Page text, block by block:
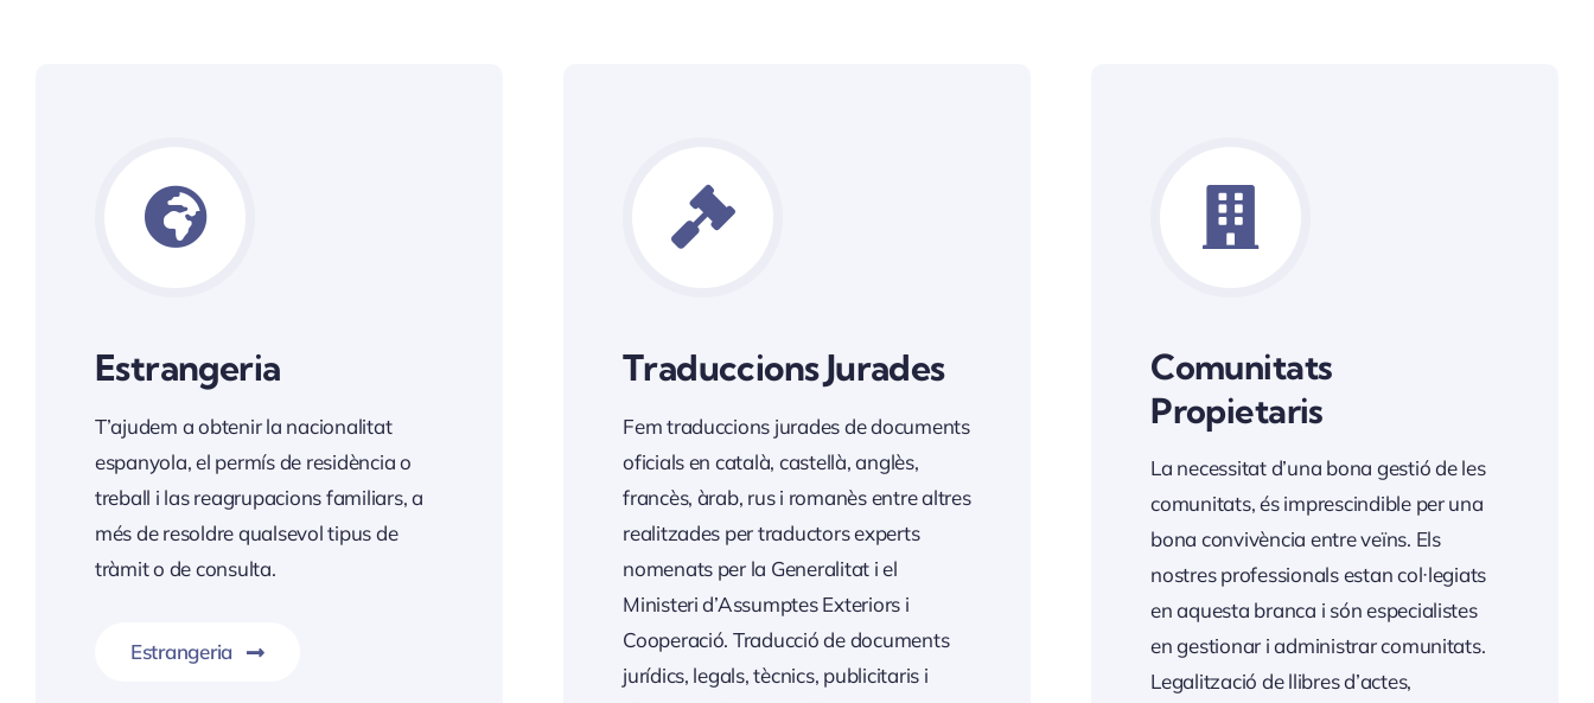
Estrangeria
T’ajudem a obtenir la nacionalitat
espanyola, el permís de residència o
treball i las reagrupacions familiars, a
més de resoldre qualsevol tipus de
tràmit o de consulta.
Estrangeria
Traduccions Jurades
Fem traduccions jurades de documents
oficials en català, castellà, anglès,
francès, àrab, rus i romanès entre altres
realitzades per traductors experts
nomenats per la Generalitat i el
Ministeri d’Assumptes Exteriors i
Cooperació. Traducció de documents
jurídics, legals, tècnics, publicitaris i
Comunitats
Propietaris
La necessitat d’una bona gestió de les
comunitats, és imprescindible per una
bona convivència entre veïns. Els
nostres professionals estan col·legiats
en aquesta branca i són especialistes
en gestionar i administrar comunitats.
Legalització de llibres d’actes,